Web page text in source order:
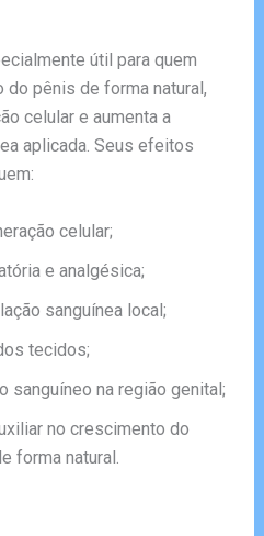
útil para quem
do pênis de forma natural,
celular e aumenta a
aplicada. Seus efeitos
celular;
e analgésica;
sanguínea local;
tecidos;
sanguíneo na região genital;
no crescimento do
forma natural.